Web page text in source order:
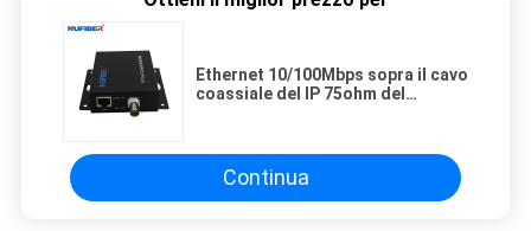
Ethernet 10/100Mbps sopra il cavo
coassiale del IP 75ohm del
Continua